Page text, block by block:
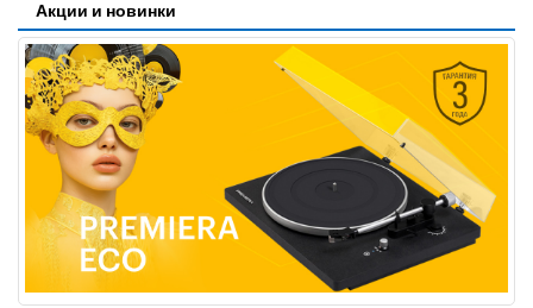
Акции и новинки